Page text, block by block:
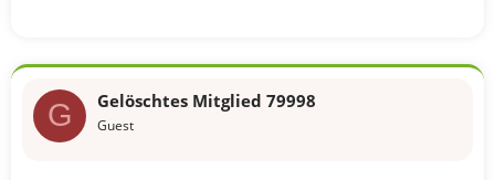
G Gelöschtes Mitglied 79998
Guest